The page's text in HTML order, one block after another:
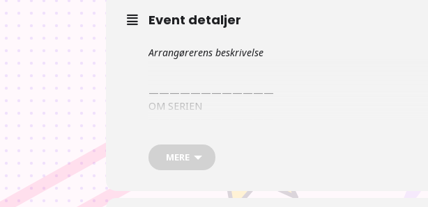
Event detaljer
Arrangørerens beskrivelse
————————————
OM SERIEN
Anime
Udødelige katte, gakkede guder, sprød pop og vilde virale syner
MERE